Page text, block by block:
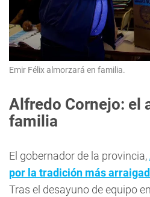
Emir Félix almorzará en familia.
Alfredo Cornejo: el
familia
El gobernador de la provincia,
por la tradición más
Tras el desayuno de equipo